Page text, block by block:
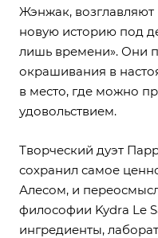
Жэнжак, возглавляют
новую историю под
лишь времени». Они
окрашивания в
в место, где можно
удовольствием.
Творческий дуэт
сохранил самое
Алесом, и
философии Kydra Le
ингредиенты,